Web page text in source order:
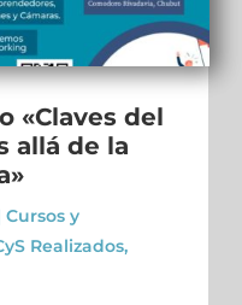
«Claves del
allá de la
Cursos y
Realizados,